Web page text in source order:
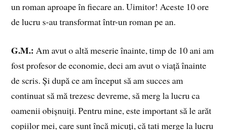
un roman aproape în fiecare an. Uimitor! Aceste 10 ore
de lucru s-au transformat într-un roman pe an.
G.M.:Am avut o altă meserie înainte, timp de 10 ani am
fost profesor de economie, deci am avut o viață înainte
de scris. Și după ce am început să am succes am
continuat să mă trezesc devreme, să merg la lucru ca
oamenii obișnuiți. Pentru mine, este important să le arăt
copiilor mei, care sunt încă micuți, că tati merge la lucru